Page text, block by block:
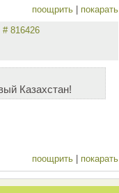
поощрить покарать
# 816426
Казахстан!
поощрить покарать